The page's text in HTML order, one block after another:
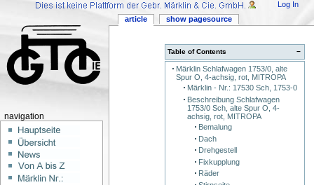
−
Table of Contents
Märklin Schlafwagen 1753/0, alte
Spur O, 4-achsig, rot, MITROPA
Märklin - Nr.: 17530 Sch, 1753-0
Beschreibung Schlafwagen
1753/0 Sch, alte Spur O, 4-
achsig, rot, MITROPA
Bemalung
Dach
Drehgestell
Fixkupplung
Räder
article show pagesource
Log In
navigation